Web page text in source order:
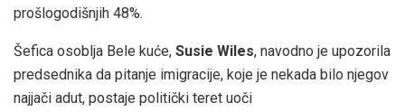
prošlogodišnjih 48%.
Šefica osoblja Bele kuće, Susie Wiles, navodno je upozorila
predsednika da pitanje imigracije, koje je nekada bilo njegov
najjači adut, postaje politički teret uoči